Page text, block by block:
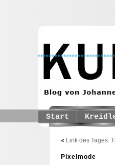
Start
« Link des Tages:
Pixelmode